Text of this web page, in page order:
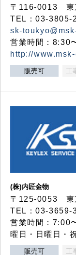
〒116-0013 東
TEL：03-3805-
sk-
営業時間：8:30
http://
販売可 工
(株)内匠金物
〒125-0053 東
TEL：03-3659-
営業時間：7:00
曜日・日曜日・
販売可 工